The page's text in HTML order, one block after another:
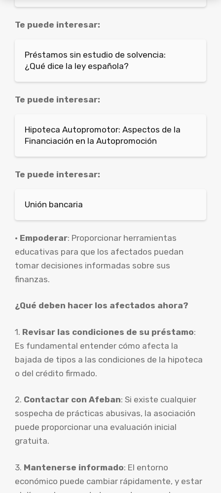
Te puede interesar:
Préstamos sin estudio de solvencia:
¿Qué dice la ley española?
Te puede interesar:
Hipoteca Autopromotor: Aspectos de la
Financiación en la Autopromoción
Te puede interesar:
Unión bancaria
• Empoderar: Proporcionar herramientas
educativas para que los afectados puedan
tomar decisiones informadas sobre sus
finanzas.
¿Qué deben hacer los afectados ahora?
1. Revisar las condiciones de su préstamo:
Es fundamental entender cómo afecta la
bajada de tipos a las condiciones de la hipoteca
o del crédito firmado.
2. Contactar con Afeban: Si existe cualquier
sospecha de prácticas abusivas, la asociación
puede proporcionar una evaluación inicial
gratuita.
3. Mantenerse informado: El entorno
económico puede cambiar rápidamente, y estar